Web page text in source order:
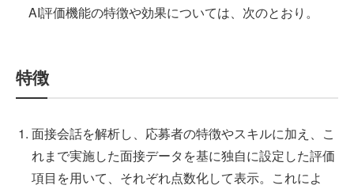
AI評価機能の特徴や効果については、次のとおり。
特徴
面接会話を解析し、応募者の特徴やスキルに加え、こ
れまで実施した面接データを基に独自に設定した評価
項目を用いて、それぞれ点数化して表示。これによ